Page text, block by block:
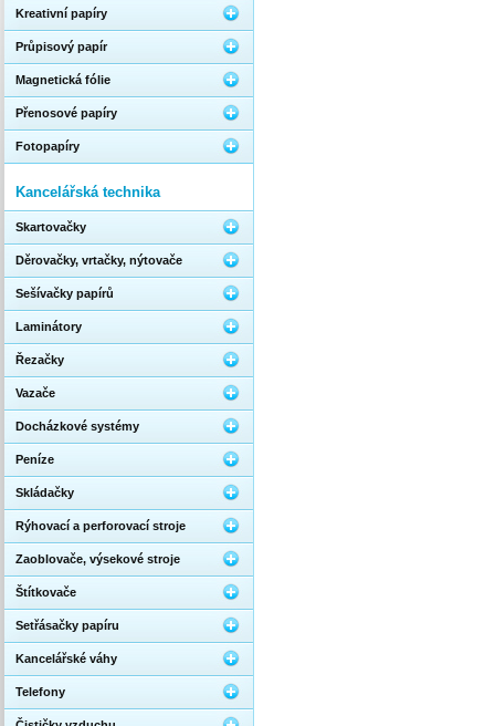
Kreativní papíry
Průpisový papír
Magnetická fólie
Přenosové papíry
Fotopapíry
Kancelářská technika
Skartovačky
Děrovačky, vrtačky, nýtovače
Sešívačky papírů
Laminátory
Řezačky
Vazače
Docházkové systémy
Peníze
Skládačky
Rýhovací a perforovací stroje
Zaoblovače, výsekové stroje
Štítkovače
Setřásačky papíru
Kancelářské váhy
Telefony